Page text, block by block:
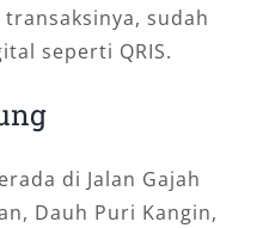
sudah
seperti QRIS.
di Jalan Gajah
Dauh Puri Kangin,